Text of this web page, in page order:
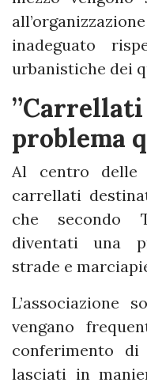
inadeguato
urbanistiche dei
problema
Al centro delle
carrellati
che secondo
diventati una
strade e
L’associazione
vengano
conferimento
lasciati in